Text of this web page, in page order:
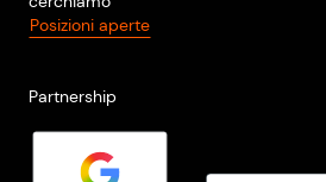
Posizioni aperte
Partnership